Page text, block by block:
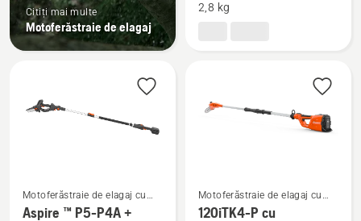
Citiți mai multe
Motoferăstraie de elagaj
P5-
prelungire-
acumulator
2,8 kg
Motoferăstraie de elagaj cu
acumulatori
Aspire ™ P5-P4A +
Motoferăstraie de elagaj cu
acumulatori
120iTK4-P cu